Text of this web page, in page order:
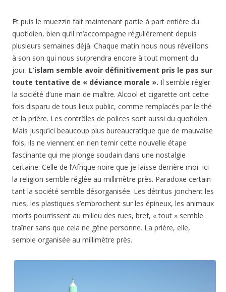
Et puis le muezzin fait maintenant partie à part entière du
quotidien, bien qu’il m’accompagne régulièrement depuis
plusieurs semaines déjà. Chaque matin nous nous réveillons
à son son qui nous surprendra encore à tout moment du
jour. L’islam semble avoir définitivement pris le pas sur
toute tentative de « déviance morale ». Il semble régler
la société d’une main de maître. Alcool et cigarette ont cette
fois disparu de tous lieux public, comme remplacés par le thé
et la prière. Les contrôles de polices sont aussi du quotidien.
Mais jusqu’ici beaucoup plus bureaucratique que de mauvaise
fois, ils ne viennent en rien ternir cette nouvelle étape
fascinante qui me plonge soudain dans une nostalgie
certaine. Celle de l’Afrique noire que je laisse derrière moi. Ici
la religion semble réglée au millimètre près. Paradoxe certain
tant la société semble désorganisée. Les détritus jonchent les
rues, les plastiques s’embrochent sur les épineux, les animaux
morts pourrissent au milieu des rues, bref, « tout » semble
traîner sans que cela ne gène personne. La prière, elle,
semble organisée au millimètre près.